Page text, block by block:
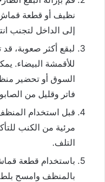
نظيف أو قطعة
إلى الداخل لتجنب
لبقع أكثر صعوبة،
للأقمشة البيضاء.
السوق أو تحضير
فاتر وقليل من
قبل استخدام
مرئية من الكنب
التلف.
باستخدام قطعة
بالمنظف وامسح